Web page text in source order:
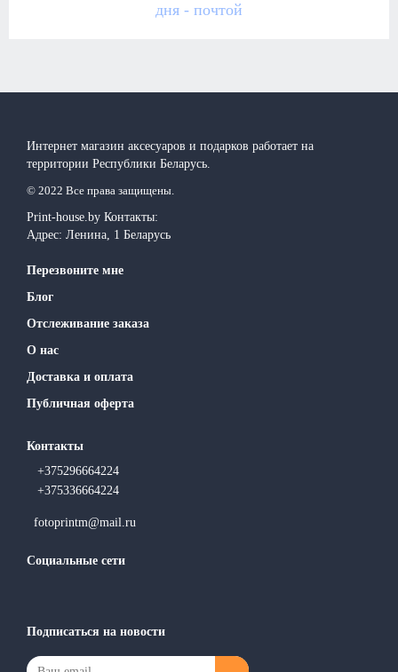
дня - почтой
Интернет магазин аксесуаров и подарков работает на
территории Реcпублики Беларусь.
© 2022 Все права защищены.
Print-house.by Контакты:
Адрес: Ленина, 1 Беларусь
Перезвоните мне
Блог
Отслеживание заказа
О нас
Доставка и оплата
Публичная оферта
Контакты
+375296664224
+375336664224
fotoprintm@mail.ru
Социальные сети
Подписаться на новости